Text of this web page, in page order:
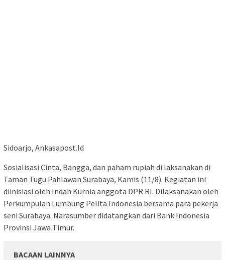
Sidoarjo, Ankasapost.Id
Sosialisasi Cinta, Bangga, dan paham rupiah di laksanakan di
Taman Tugu Pahlawan Surabaya, Kamis (11/8). Kegiatan ini
diinisiasi oleh Indah Kurnia anggota DPR RI. Dilaksanakan oleh
Perkumpulan Lumbung Pelita Indonesia bersama para pekerja
seni Surabaya. Narasumber didatangkan dari Bank Indonesia
Provinsi Jawa Timur.
BACAAN LAINNYA